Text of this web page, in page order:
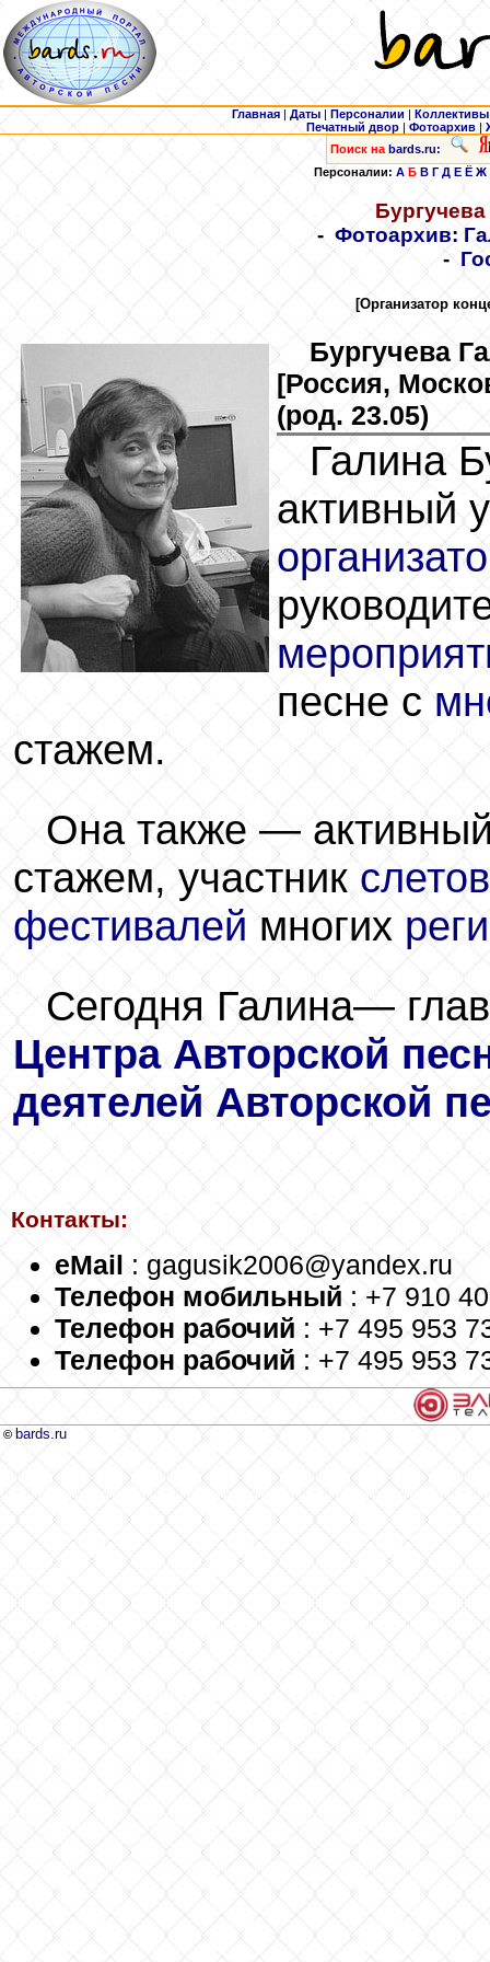
Главная | Даты | Персоналии | Коллективы
Печатный двор |Фотоархив |
Поиск на bards.ru:
Персоналии: А Б В Г Д Е Ё Ж
Бургучева
- Фотоархив:
-
[Организатор
Бургучева
[Россия,
(род. 23.05)
Галина
активный
песне с
стажем.
Она также —
стажем, участникслетов
фестивалей многих
Сегодня Галина—
Центра Авторской
деятелей Авторской
Контакты:
eMail : gagusik2006@yandex.ru
Телефон мобильный : +7 910
Телефон рабочий : +7 495 953
Телефон рабочий : +7 495 953
© bards.ru